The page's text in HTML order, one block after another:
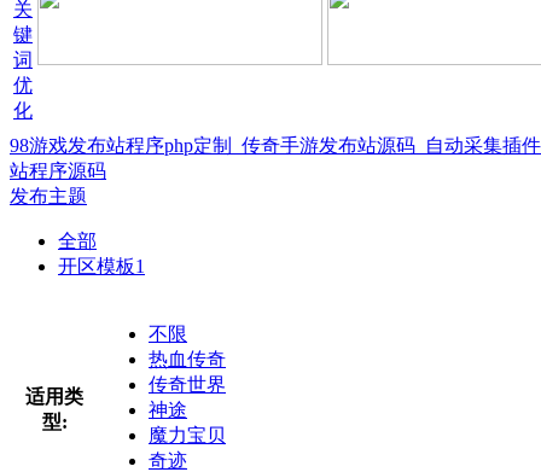
98游戏发布站程序php定制_传奇手游发布站源码_自动采集插
站程序源码
发布主题
全部
开区模板1
适用类
型:
不限
热血传奇
传奇世界
神途
魔力宝贝
奇迹